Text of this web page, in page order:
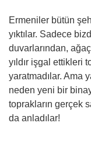
Ermeniler bütün
yıktılar. Sadece
duvarlarından,
yıldır işgal ettikleri
yaratmadılar. Ama
neden yeni bir
toprakların gerçek
da anladılar!